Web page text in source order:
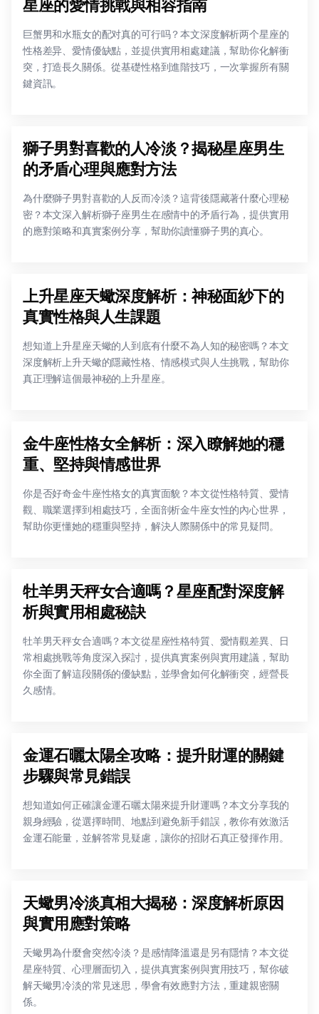
星座的愛情挑戰與相容指南
巨蟹男和水瓶女的配对真的可行吗？本文深度解析两个星座的
性格差异、愛情優缺點，並提供實用相處建議，幫助你化解衝
突，打造長久關係。從基礎性格到進階技巧，一次掌握所有關
鍵資訊。
獅子男對喜歡的人冷淡？揭秘星座男生
的矛盾心理與應對方法
為什麼獅子男對喜歡的人反而冷淡？這背後隱藏著什麼心理秘
密？本文深入解析獅子座男生在感情中的矛盾行為，提供實用
的應對策略和真實案例分享，幫助你讀懂獅子男的真心。
上升星座天蠍深度解析：神秘面紗下的
真實性格與人生課題
想知道上升星座天蠍的人到底有什麼不為人知的秘密嗎？本文
深度解析上升天蠍的隱藏性格、情感模式與人生挑戰，幫助你
真正理解這個最神秘的上升星座。
金牛座性格女全解析：深入瞭解她的穩
重、堅持與情感世界
你是否好奇金牛座性格女的真實面貌？本文從性格特質、愛情
觀、職業選擇到相處技巧，全面剖析金牛座女性的內心世界，
幫助你更懂她的穩重與堅持，解決人際關係中的常見疑問。
牡羊男天秤女合適嗎？星座配對深度解
析與實用相處秘訣
牡羊男天秤女合適嗎？本文從星座性格特質、愛情觀差異、日
常相處挑戰等角度深入探討，提供真實案例與實用建議，幫助
你全面了解這段關係的優缺點，並學會如何化解衝突，經營長
久感情。
金運石曬太陽全攻略：提升財運的關鍵
步驟與常見錯誤
想知道如何正確讓金運石曬太陽來提升財運嗎？本文分享我的
親身經驗，從選擇時間、地點到避免新手錯誤，教你有效激活
金運石能量，並解答常見疑慮，讓你的招財石真正發揮作用。
天蠍男冷淡真相大揭秘：深度解析原因
與實用應對策略
天蠍男為什麼會突然冷淡？是感情降溫還是另有隱情？本文從
星座特質、心理層面切入，提供真實案例與實用技巧，幫你破
解天蠍男冷淡的常見迷思，學會有效應對方法，重建親密關
係。